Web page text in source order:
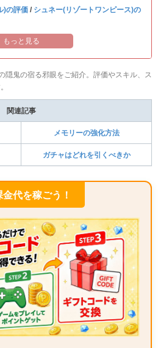
)の評価 / シュネー(リゾートワンピース)の
もっと見る
隠鬼の宿る邪眼をご紹介。評価やスキル、ス
関連記事
メモリーの強化方法
ガチャはどれを引くべきか
代を稼ごう！